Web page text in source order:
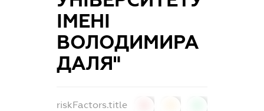
ІМЕНІ
ВОЛОДИМИРА
ДАЛЯ"
riskFactors.title